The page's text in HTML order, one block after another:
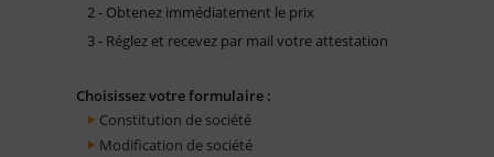
2 - Obtenez immédiatement le prix
3 - Réglez et recevez par mail votre attestation
Choisissez votre formulaire :
Constitution de société
Modification de société